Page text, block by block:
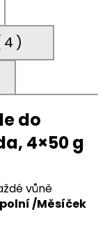
do
4×50 g
vůně
/Měsíček